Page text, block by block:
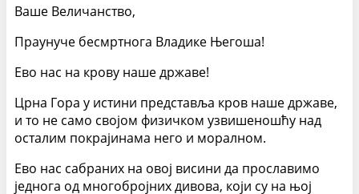
Ваше Величанство,
Праунуче бесмртнога Владике Његоша!
Ево нас на крову наше државе!
Црна Гора у истини представља кров наше државе,
и то не само својом физичком узвишеношћу над
осталим покрајинама него и моралном.
Ево нас сабраних на овој висини да прославимо
једнога од многобројних дивова, који су на њој